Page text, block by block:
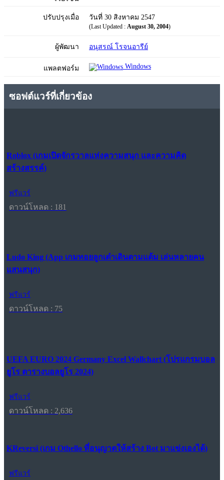
ปรับปรุงเมื่อ วันที่ 30 สิงหาคม 2547
(Last Updated : August 30, 2004)
ผู้พัฒนา อนุสรณ์ โรจนอารีย์
แพลตฟอร์ม Windows
ซอฟต์แวร์ที่เกี่ยวข้อง
Roblox (เกมเปิดจักรวาลแห่งความสนุก และความคิด
สร้างสรรค์)
ฟรีแวร์
ดาวน์โหลด : 181
Ludo King (App เกมทอยลูกเต๋าเดินตามแต้ม เล่นหลายคน
แสนสนุก)
ฟรีแวร์
ดาวน์โหลด : 75
UEFA EURO 2024 Germany Excel Wallchart (โปรแกรมบอล
ยูโร ตารางบอลยูโร 2024)
ฟรีแวร์
ดาวน์โหลด : 2,636
KReversi (เกม Othello ที่อนุญาตให้สร้าง Bot มาแข่งเองได้)
ฟรีแวร์